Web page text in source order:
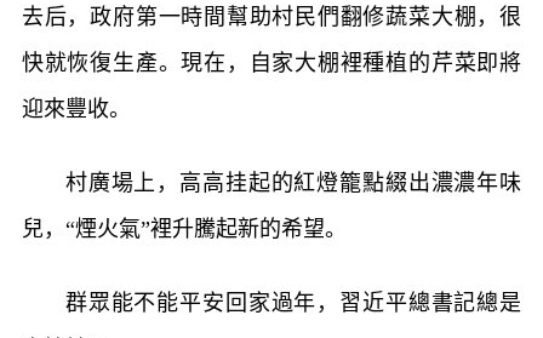
去后，政府第一時間幫助村民們翻修蔬菜大棚，很
快就恢復生產。現在，自家大棚裡種植的芹菜即將
迎來豐收。
村廣場上，高高挂起的紅燈籠點綴出濃濃年味
兒，“煙火氣”裡升騰起新的希望。
群眾能不能平安回家過年，習近平總書記總是